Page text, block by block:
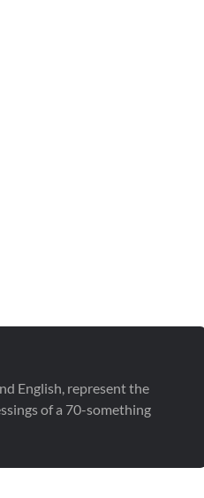
English, represent the
of a 70-something